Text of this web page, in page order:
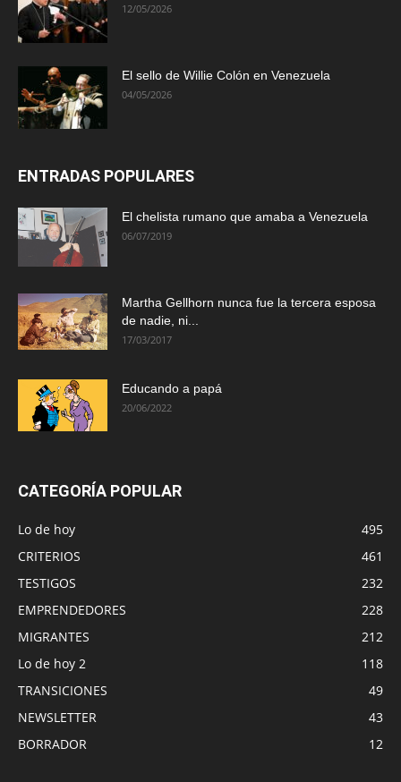
12/05/2026
El sello de Willie Colón en Venezuela
04/05/2026
ENTRADAS POPULARES
El chelista rumano que amaba a Venezuela
06/07/2019
Martha Gellhorn nunca fue la tercera esposa
de nadie, ni...
17/03/2017
Educando a papá
20/06/2022
CATEGORÍA POPULAR
Lo de hoy
495
CRITERIOS
461
TESTIGOS
232
EMPRENDEDORES
228
MIGRANTES
212
Lo de hoy 2
118
TRANSICIONES
49
NEWSLETTER
43
BORRADOR
12